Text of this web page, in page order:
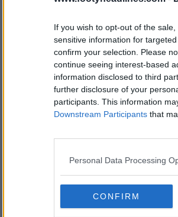
If you wish to opt-out of the
sensitive information for
confirm your selection. Please
continue seeing interest-based
information disclosed to third
further disclosure of your
participants. This information
Downstream Participants that
Personal Data Processing
CONFIRM